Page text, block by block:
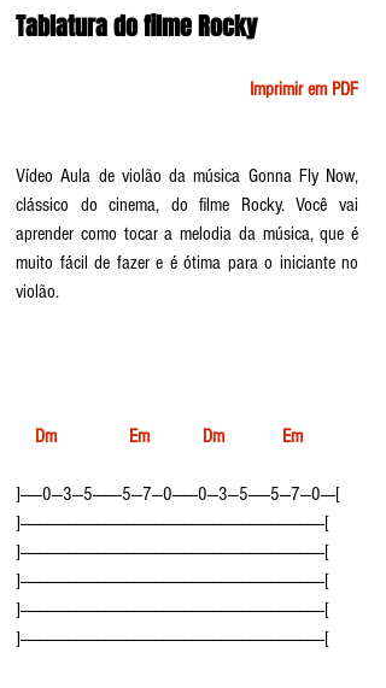
Tablatura do filme Rocky
Imprimir em PDF
Vídeo Aula de violão da música Gonna Fly Now,
clássico do cinema, do filme Rocky. Você vai
aprender como tocar a melodia da música, que é
muito fácil de fazer e é ótima para o iniciante no
violão.
    Dm               Em           Dm            Em
]------0---3---5--------5---7---0-------0---3---5------5---7---0----[
]------------------------------------------------------------------------------------[
]------------------------------------------------------------------------------------[
]------------------------------------------------------------------------------------[
]------------------------------------------------------------------------------------[
]------------------------------------------------------------------------------------[